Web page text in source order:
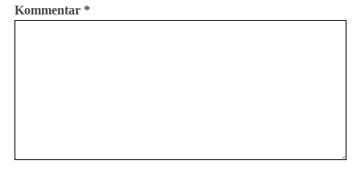
Kommentar *